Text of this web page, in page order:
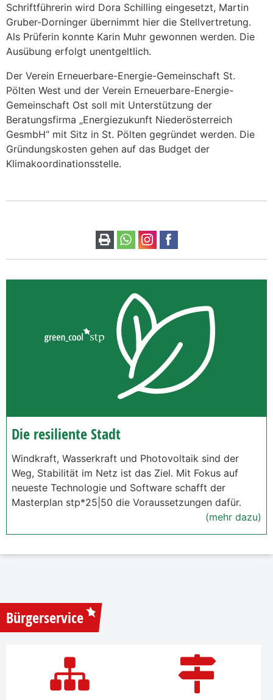
Schriftführerin wird Dora Schilling eingesetzt, Martin
Gruber-Dorninger übernimmt hier die Stellvertretung.
Als Prüferin konnte Karin Muhr gewonnen werden. Die
Ausübung erfolgt unentgeltlich.
Der Verein Erneuerbare-Energie-Gemeinschaft St.
Pölten West und der Verein Erneuerbare-Energie-
Gemeinschaft Ost soll mit Unterstützung der
Beratungsfirma „Energiezukunft Niederösterreich
GesmbH“ mit Sitz in St. Pölten gegründet werden. Die
Gründungskosten gehen auf das Budget der
Klimakoordinationsstelle.
Die resiliente Stadt
Windkraft, Wasserkraft und Photovoltaik sind der
Weg, Stabilität im Netz ist das Ziel. Mit Fokus auf
neueste Technologie und Software schafft der
Masterplan stp*25|50 die Voraussetzungen dafür.
(mehr dazu)
Bürgerservice